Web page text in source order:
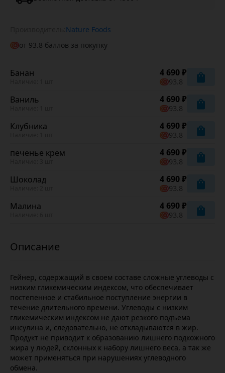
Nature Foods
от 93.8 баллов за покупку
Банан 4 690 ₽
93.8
Ваниль 4 690 ₽
93.8
Клубника 4 690 ₽
93.8
печенье крем 4 690 ₽
93.8
Шоколад 4 690 ₽
93.8
Малина 4 690 ₽
93.8
Гейнер, содержащий в своем составе сложные углеводы с
низким гликемическим индексом, что обеспечивает
постепенное и стабильное поступление энергии в
течение длительного времени. Углеводы с низким
гликемическим индексом не дают резкого подъема
инсулина и, следовательно, не откладываются в жир.
Продукт не приводит к образованию лишнего подкожного
жира у людей, склонных к набору лишнего веса, а так же
может применяться при нарушениях углеводного
обмена.